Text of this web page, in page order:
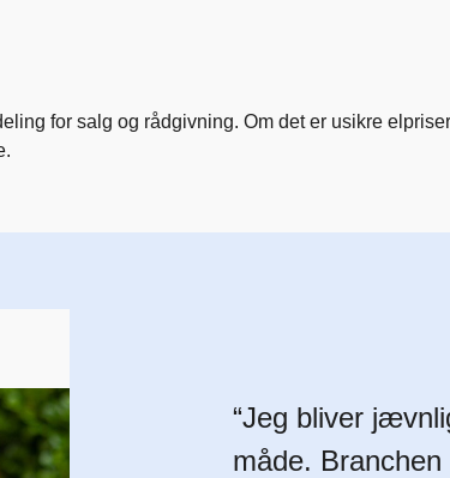
for salg og rådgivning. Om det er usikre
“Jeg bliver
måde.